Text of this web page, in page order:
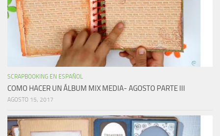
SCRAPBOOKING EN ESPAÑOL
COMO HACER UN ÁLBUM MIX MEDIA- AGOSTO PARTE III
AGOSTO 15, 2017